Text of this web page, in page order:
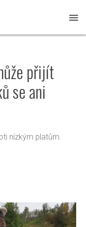
přijít
se ani
nízkým platům.